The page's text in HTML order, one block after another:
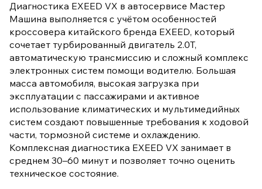
Диагностика EXEED VX в автосервисе Мастер
Машина выполняется с учётом особенностей
кроссовера китайского бренда EXEED, который
сочетает турбированный двигатель 2.0T,
автоматическую трансмиссию и сложный комплекс
электронных систем помощи водителю. Большая
масса автомобиля, высокая загрузка при
эксплуатации с пассажирами и активное
использование климатических и мультимедийных
систем создают повышенные требования к ходовой
части, тормозной системе и охлаждению.
Комплексная диагностика EXEED VX занимает в
среднем 30–60 минут и позволяет точно оценить
техническое состояние.